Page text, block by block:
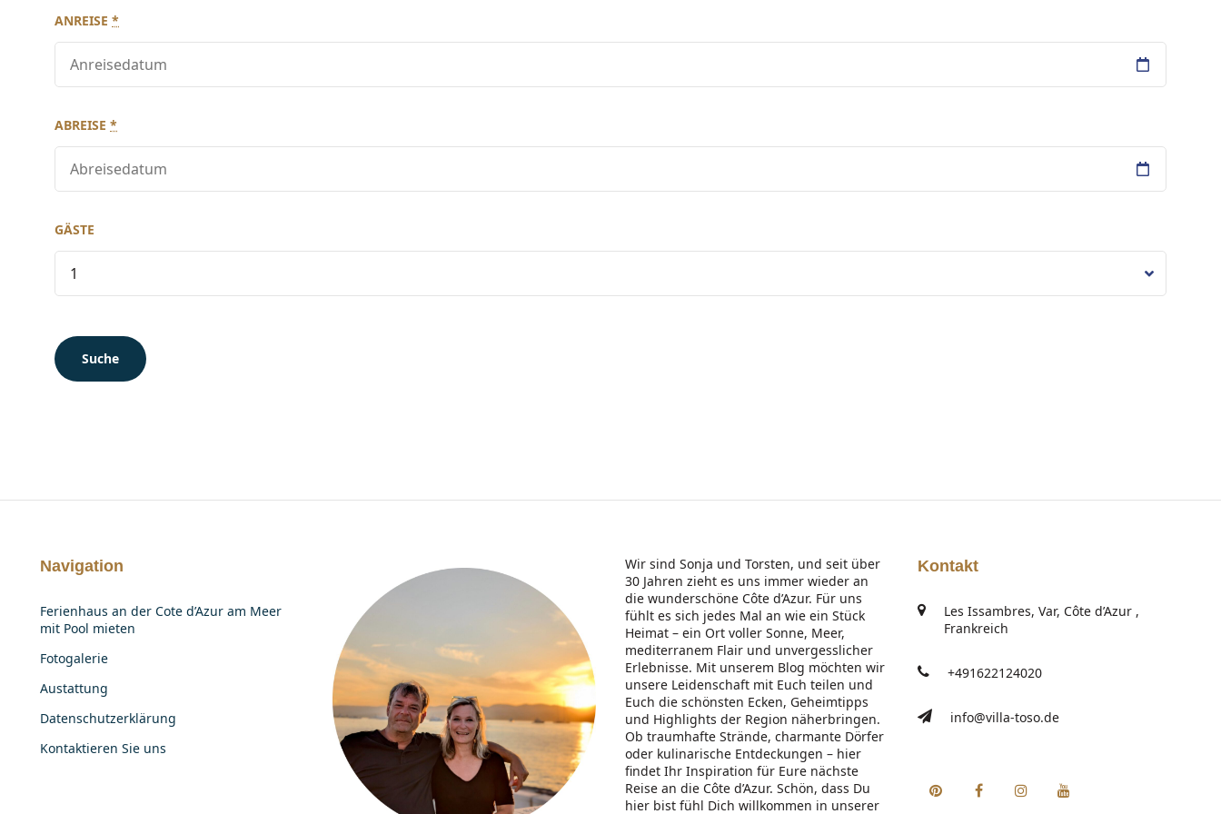
ANREISE *
ABREISE *
GÄSTE
Navigation
Ferienhaus an der Cote d’Azur am Meer
mit Pool mieten
Fotogalerie
Austattung
Datenschutzerklärung
Kontaktieren Sie uns
Wir sind Sonja und Torsten, und seit über
30 Jahren zieht es uns immer wieder an
die wunderschöne Côte d’Azur. Für uns
fühlt es sich jedes Mal an wie ein Stück
Heimat – ein Ort voller Sonne, Meer,
mediterranem Flair und unvergesslicher
Erlebnisse. Mit unserem Blog möchten wir
unsere Leidenschaft mit Euch teilen und
Euch die schönsten Ecken, Geheimtipps
und Highlights der Region näherbringen.
Ob traumhafte Strände, charmante Dörfer
oder kulinarische Entdeckungen – hier
findet Ihr Inspiration für Eure nächste
Reise an die Côte d’Azur. Schön, dass Du
hier bist fühl Dich willkommen in unserer
Kontakt
Les Issambres, Var, Côte d’Azur ,
Frankreich
+491622124020
info@villa-toso.de
PinterestFacebook Instagram